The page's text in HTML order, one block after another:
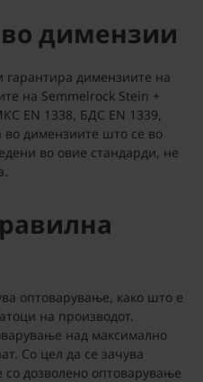
димензии
гарантира димензиите на
на Semmelrock Stein +
EN 1338, БДС EN 1339,
во димензиите што се во
во овие стандарди, не
оптоварување, како што е
на производот.
над максимално
Со цел да се зачува
дозволено оптоварување